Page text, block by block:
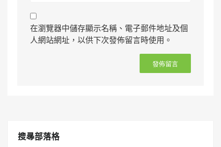
在瀏覽器中儲存顯示名稱、電子郵件地址及個
人網站網址，以供下次發佈留言時使用。
搜㝷部落格